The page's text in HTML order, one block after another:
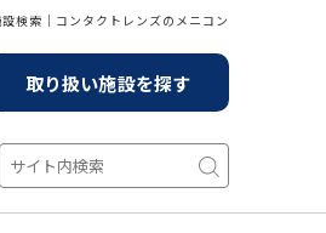
検索│コンタクトレンズのメニコン
取り扱い施設を探す